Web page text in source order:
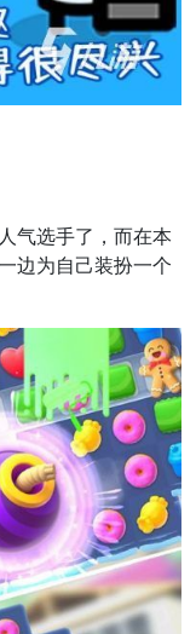
气选手了，而在本
边为自己装扮一个